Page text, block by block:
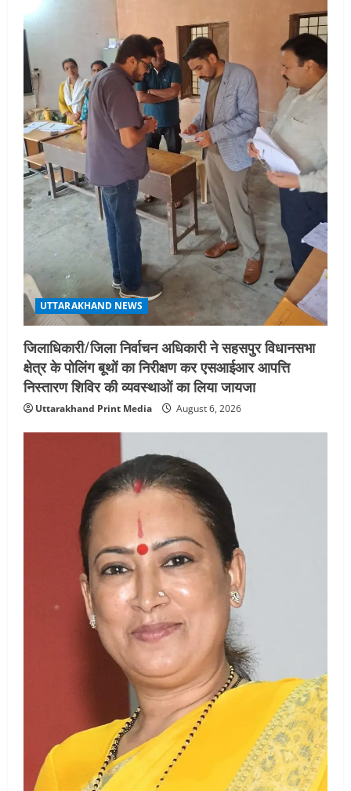
August 5, 2026
4
UTTARAKHAND NEWS
एमआईटी वर्ल्ड पीस यूनिवर्सिटी और जर्मनी के
बीएसबीआई के बीच समझौता; भारतीय छात्रों
को मिलेंगे वैश्विक अवसर
August 5, 2026
STATES NEWS
महाराज की राजस्थान के मुख्यमंत्री से
शिष्टाचार भेंट पर्यटन और सांस्कृतिक
गतिविधियों के विस्तार पर हुई चर्चा
August 4, 2026
UTTARAKHAND NEWS
जिलाधिकारी/जिला निर्वाचन अधिकारी ने सहसपुर विधानसभा
क्षेत्र के पोलिंग बूथों का निरीक्षण कर एसआईआर आपत्ति
निस्तारण शिविर की व्यवस्थाओं का लिया जायजा
Uttarakhand Print Media August 6, 2026